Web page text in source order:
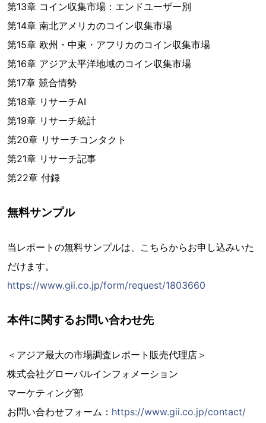
第13章 コイン収集市場：エンドユーザー別
第14章 南北アメリカのコイン収集市場
第15章 欧州・中東・アフリカのコイン収集市場
第16章 アジア太平洋地域のコイン収集市場
第17章 競合情勢
第18章 リサーチAI
第19章 リサーチ統計
第20章 リサーチコンタクト
第21章 リサーチ記事
第22章 付録
無料サンプル
当レポートの無料サンプルは、こちらからお申し込みいた
だけます。
https://www.gii.co.jp/form/request/1803660
本件に関するお問い合わせ先
＜アジア最大の市場調査レポート販売代理店＞
株式会社グローバルインフォメーション
マーケティング部
お問い合わせフォーム： https://www.gii.co.jp/contact/